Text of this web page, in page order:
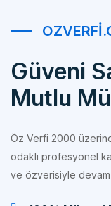
Güveni
Mutlu
Öz Verfi 2000
ve özverisiyle
100% Müşteri